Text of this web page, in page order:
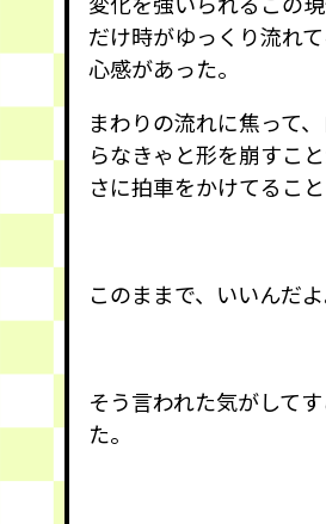
だけ時がゆっくり流れ
心感があった。
まわりの流れに焦って
らなきゃと形を崩すこ
さに拍車をかけてること
このままで、いいんだよ
そう言われた気がして
た。